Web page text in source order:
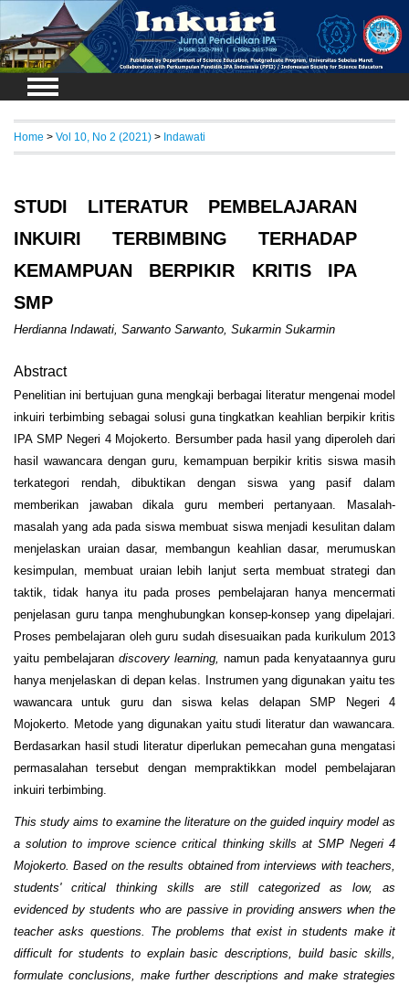
Login
Home > Vol 10, No 2 (2021) > Indawati
STUDI LITERATUR PEMBELAJARAN
INKUIRI TERBIMBING TERHADAP
KEMAMPUAN BERPIKIR KRITIS IPA
SMP
Herdianna Indawati, Sarwanto Sarwanto, Sukarmin Sukarmin
Abstract
Penelitian ini bertujuan guna mengkaji berbagai literatur mengenai model
inkuiri terbimbing sebagai solusi guna tingkatkan keahlian berpikir kritis
IPA SMP Negeri 4 Mojokerto. Bersumber pada hasil yang diperoleh dari
hasil wawancara dengan guru, kemampuan berpikir kritis siswa masih
terkategori rendah, dibuktikan dengan siswa yang pasif dalam
memberikan jawaban dikala guru memberi pertanyaan. Masalah-
masalah yang ada pada siswa membuat siswa menjadi kesulitan dalam
menjelaskan uraian dasar, membangun keahlian dasar, merumuskan
kesimpulan, membuat uraian lebih lanjut serta membuat strategi dan
taktik, tidak hanya itu pada proses pembelajaran hanya mencermati
penjelasan guru tanpa menghubungkan konsep-konsep yang dipelajari.
Proses pembelajaran oleh guru sudah disesuaikan pada kurikulum 2013
yaitu pembelajaran discovery learning, namun pada kenyataannya guru
hanya menjelaskan di depan kelas. Instrumen yang digunakan yaitu tes
wawancara untuk guru dan siswa kelas delapan SMP Negeri 4
Mojokerto. Metode yang digunakan yaitu studi literatur dan wawancara.
Berdasarkan hasil studi literatur diperlukan pemecahan guna mengatasi
permasalahan tersebut dengan mempraktikkan model pembelajaran
inkuiri terbimbing.
This study aims to examine the literature on the guided inquiry model as
a solution to improve science critical thinking skills at SMP Negeri 4
Mojokerto. Based on the results obtained from interviews with teachers,
students' critical thinking skills are still categorized as low, as
evidenced by students who are passive in providing answers when the
teacher asks questions. The problems that exist in students make it
difficult for students to explain basic descriptions, build basic skills,
formulate conclusions, make further descriptions and make strategies